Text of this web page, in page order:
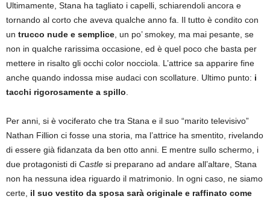
Ultimamente, Stana ha tagliato i capelli, schiarendoli ancora e
tornando al corto che aveva qualche anno fa. Il tutto è condito con
un trucco nude e semplice , un po’ smokey, ma mai pesante, se
non in qualche rarissima occasione, ed è quel poco che basta per
mettere in risalto gli occhi color nocciola. L’attrice sa apparire fine
anche quando indossa mise audaci con scollature. Ultimo punto: i
tacchi rigorosamente a spillo
Per anni, si è vociferato che tra Stana e il suo “marito televisivo”
Nathan Fillion ci fosse una storia, ma l’attrice ha smentito, rivelando
di essere già fidanzata da ben otto anni. E mentre sullo schermo, i
due protagonisti di Castle si preparano ad andare all’altare, Stana
non ha nessuna idea riguardo il matrimonio. In ogni caso, ne siamo
certe, il suo vestito da sposa sarà originale e raffinato come